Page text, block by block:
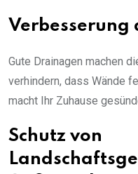
Gute Drainagen machen
verhindern, dass Wände
macht Ihr Zuhause
Schutz von